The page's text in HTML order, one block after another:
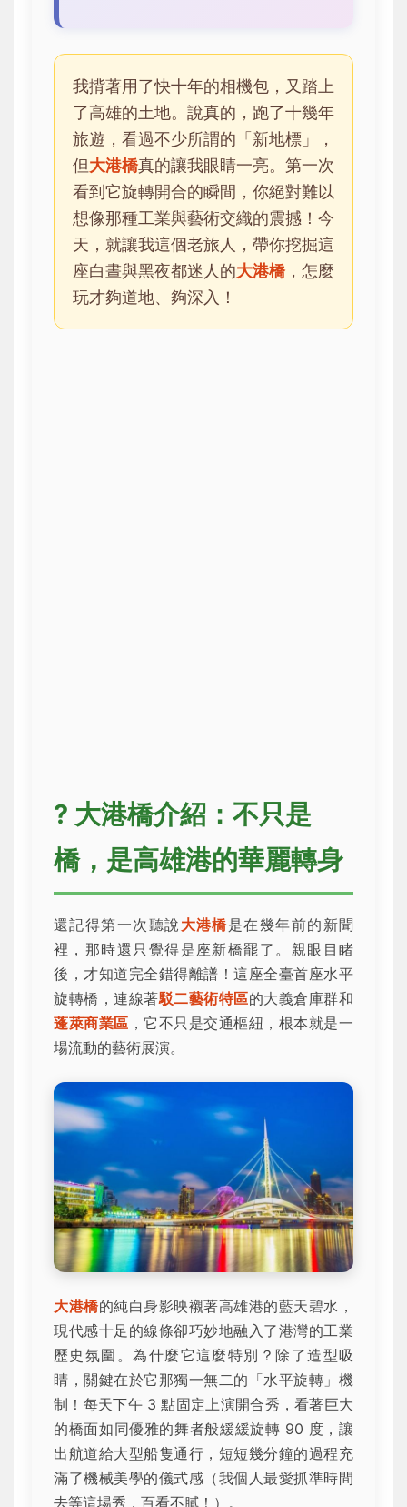
我揹著用了快十年的相機包，又踏上
了高雄的土地。說真的，跑了十幾年
旅遊，看過不少所謂的「新地標」，
但大港橋真的讓我眼睛一亮。第一次
看到它旋轉開合的瞬間，你絕對難以
想像那種工業與藝術交織的震撼！今
天，就讓我這個老旅人，帶你挖掘這
座白晝與黑夜都迷人的大港橋，怎麼
玩才夠道地、夠深入！
?️ 大港橋介紹：不只是
橋，是高雄港的華麗轉身
還記得第一次聽說 大港橋是在幾年前的新聞
裡，那時還只覺得是座新橋罷了。親眼目睹
後，才知道完全錯得離譜！這座全臺首座水平
旋轉橋，連線著駁二藝術特區的大義倉庫群和
蓬萊商業區 ，它不只是交通樞紐，根本就是一
場流動的藝術展演。
大港橋的純白身影映襯著高雄港的藍天碧水，
現代感十足的線條卻巧妙地融入了港灣的工業
歷史氛圍。為什麼它這麼特別？除了造型吸
睛，關鍵在於它那獨一無二的「水平旋轉」機
制！每天下午 3 點固定上演開合秀，看著巨大
的橋面如同優雅的舞者般緩緩旋轉 90 度，讓
出航道給大型船隻通行，短短幾分鐘的過程充
滿了機械美學的儀式感（我個人最愛抓準時間
去等這場秀，百看不膩！）。